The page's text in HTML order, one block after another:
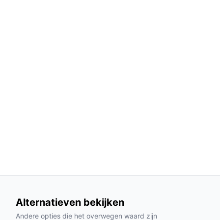
Geluidsniveau van 66 dB: Dit betekent dat
waardoor hij niet storend is voor uw
Alternatieven bekijken
Andere opties die het overwegen waard zijn